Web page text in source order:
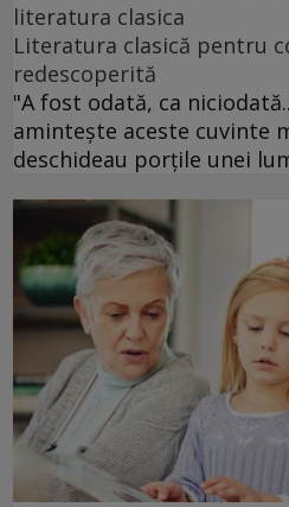
literatura clasica
Literatura clasică pentru
redescoperită
"A fost odată, ca
amintește aceste cuvinte
deschideau porțile unei